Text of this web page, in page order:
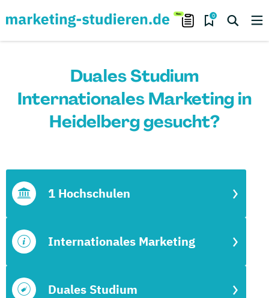
0
Duales Studium
Internationales Marketing in
Heidelberg gesucht?
Duales Studium
Internationales Marketing
1 Hochschulen